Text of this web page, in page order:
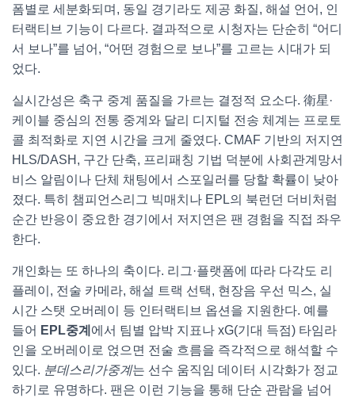
폼별로 세분화되며, 동일 경기라도 제공 화질, 해설 언어, 인
터랙티브 기능이 다르다. 결과적으로 시청자는 단순히 “어디
서 보나”를 넘어, “어떤 경험으로 보나”를 고르는 시대가 되
었다.
실시간성은 축구 중계 품질을 가르는 결정적 요소다. 衛星·
케이블 중심의 전통 중계와 달리 디지털 전송 체계는 프로토
콜 최적화로 지연 시간을 크게 줄였다. CMAF 기반의 저지연
HLS/DASH, 구간 단축, 프리패칭 기법 덕분에 사회관계망서
비스 알림이나 단체 채팅에서 스포일러를 당할 확률이 낮아
졌다. 특히 챔피언스리그 빅매치나 EPL의 북런던 더비처럼
순간 반응이 중요한 경기에서 저지연은 팬 경험을 직접 좌우
한다.
개인화는 또 하나의 축이다. 리그·플랫폼에 따라 다각도 리
플레이, 전술 카메라, 해설 트랙 선택, 현장음 우선 믹스, 실
시간 스탯 오버레이 등 인터랙티브 옵션을 지원한다. 예를
들어 EPL중계 에서 팀별 압박 지표나 xG(기대 득점) 타임라
인을 오버레이로 얹으면 전술 흐름을 즉각적으로 해석할 수
있다. 분데스리가중계는 선수 움직임 데이터 시각화가 정교
하기로 유명하다. 팬은 이런 기능을 통해 단순 관람을 넘어